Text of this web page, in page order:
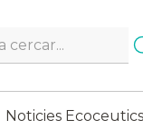
Noticies Ecoceutics